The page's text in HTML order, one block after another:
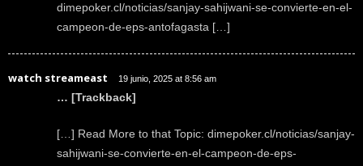
dimepoker.cl/noticias/sanjay-sahijwani-se-convierte-en-el-
campeon-de-eps-antofagasta […]
watch streameast 19 junio, 2025 at 8:56 am
… [Trackback]
[…] Read More to that Topic: dimepoker.cl/noticias/sanjay-
sahijwani-se-convierte-en-el-campeon-de-eps-